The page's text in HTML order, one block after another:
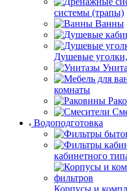
системы (трапы)
Ванны
Душевые
комнаты
Водоподготовка
кабинетного
Корпусы и